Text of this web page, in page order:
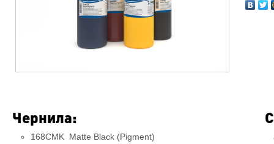
Чернила:
168CMK Matte Black (Pigment)